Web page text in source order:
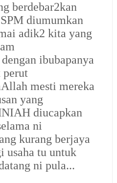
berdebar2kan
diumumkan
adik2 kita yang
ibubapanya
perut
mesti mereka
yang
diucapkan
ni
kurang berjaya
usaha tu untuk
ni pula...